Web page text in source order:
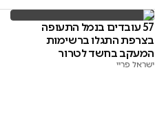
57 עובדים בנמל התעופה
בצרפת התגלו ברשימות
המעקב בחשד לטרור
ישראל פריי